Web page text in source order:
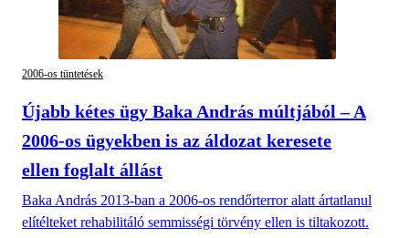
2006-os tüntetések
Újabb kétes ügy Baka András múltjából – A
2006-os ügyekben is az áldozat keresete
ellen foglalt állást
Baka András 2013-ban a 2006-os rendőrterror alatt ártatlanul
elítélteket rehabilitáló semmisségi törvény ellen is tiltakozott.